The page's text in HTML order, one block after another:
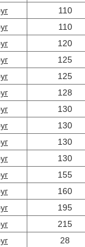
110
110
120
125
125
128
130
130
130
130
155
160
195
215
28